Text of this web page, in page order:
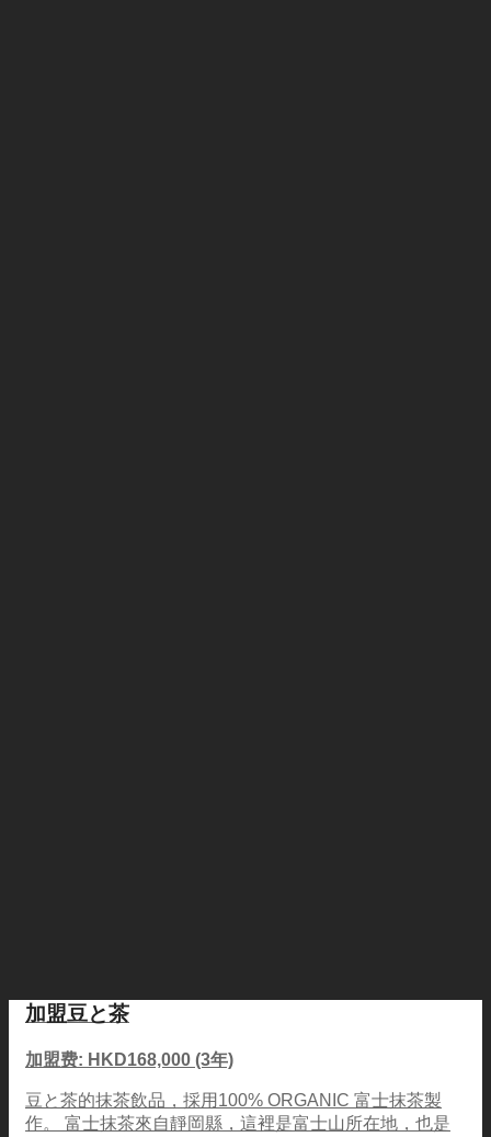
加盟豆と茶
加盟费: HKD168,000 (3年)
豆と茶的抹茶飲品，採用100% ORGANIC 富士抹茶製
作。 富士抹茶來自靜岡縣，這裡是富士山所在地，也是